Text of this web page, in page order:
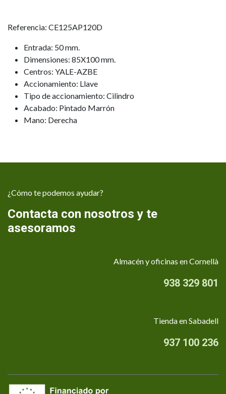
Referencia: CE125AP120D
Entrada: 50 mm.
Dimensiones: 85X100 mm.
Centros: YALE-AZBE
Accionamiento: Llave
Tipo de accionamiento: Cilindro
Acabado: Pintado Marrón
Mano: Derecha
¿Cómo te podemos ayudar?
Contacta con nosotros y te
asesoramos
Almacén y oficinas en Cornellà
938 329 801
Tienda en Sabadell
937 100 236